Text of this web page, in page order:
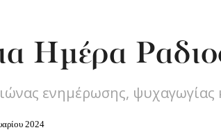
Ημέρα
ενημέρωσης, ψυχαγωγίας
2024